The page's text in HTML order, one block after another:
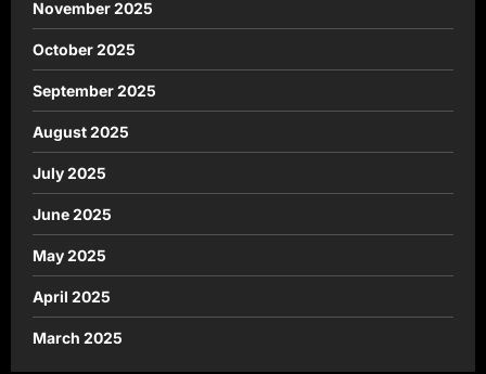
November 2025
October 2025
September 2025
August 2025
July 2025
June 2025
May 2025
April 2025
March 2025